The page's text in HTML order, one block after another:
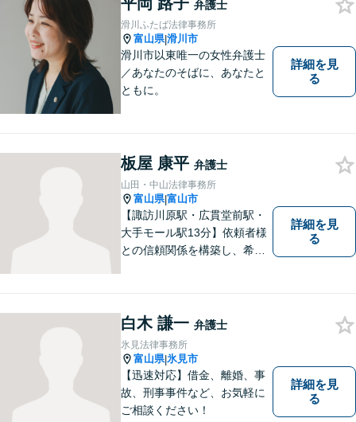
寧にサポートいたします。
【夜間対応可能】
弁護士
滑川ふたば法律事務所
富山県|滑川市
滑川市以東唯一の女性弁護士
／あなたのそばに、あなたと
ともに。
詳細を見
る
板屋 康平 弁護士
山田・中山法律事務所
富山県|富山市
【諏訪川原駅・広貫堂前駅・
大手モール駅13分】依頼者様
との信頼関係を構築し、希望
ご相談ください。平日夜間相
談OK！【複数弁護士在籍】
詳細を見
る
白木 謙一 弁護士
氷見法律事務所
富山県|氷見市
【迅速対応】借金、離婚、事
故、刑事事件など、お気軽に
ご相談ください！
詳細を見
る